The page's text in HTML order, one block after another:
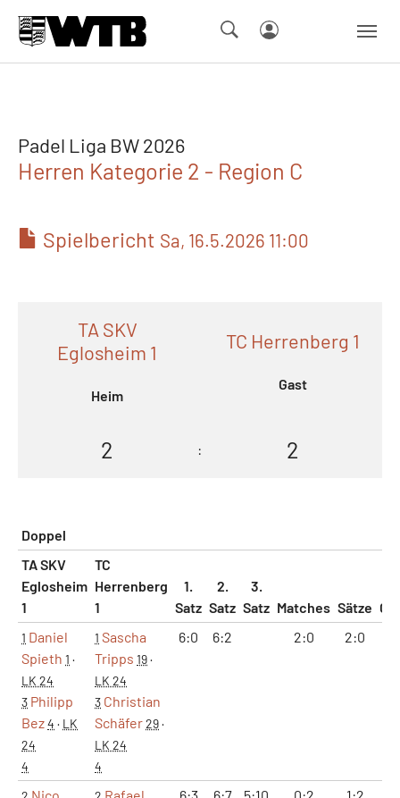
Padel Liga BW 2026
Herren Kategorie 2 - Region C
Spielbericht Sa, 16.5.2026 11:00
TA SKV
Eglosheim 1
Heim
TC Herrenberg 1
Gast
2 : 2
Doppel
TA SKV
Eglosheim
1
TC
Herrenberg
1
1.
Satz
2.
Satz
3.
Satz Matches Sätze
1 Daniel
Spieth 1 ·
LK 24
3 Philipp
Bez4 · LK
24
4
1 Sascha
Tripps 19·
LK 24
3 Christian
Schäfer29·
LK 24
4
6:0 6:2 2:0 2:0